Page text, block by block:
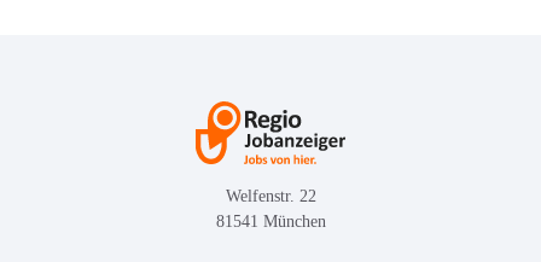
Welfenstr. 22
81541 München